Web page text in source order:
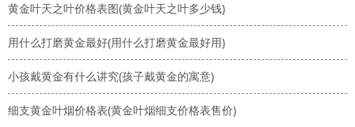
黄金叶天之叶价格表图(黄金叶天之叶多少钱)
用什么打磨黄金最好(用什么打磨黄金最好用)
小孩戴黄金有什么讲究(孩子戴黄金的寓意)
细支黄金叶烟价格表(黄金叶烟细支价格表售价)